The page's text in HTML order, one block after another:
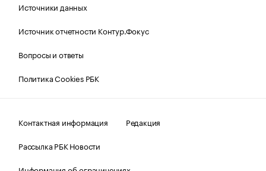
Источники данных
Источник отчетности Контур.Фокус
Вопросы и ответы
Политика Cookies РБК
Контактная информация
Редакция
Рассылка РБК Новости